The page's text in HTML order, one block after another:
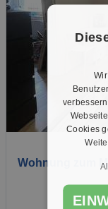
Wohnung zum
Cookies